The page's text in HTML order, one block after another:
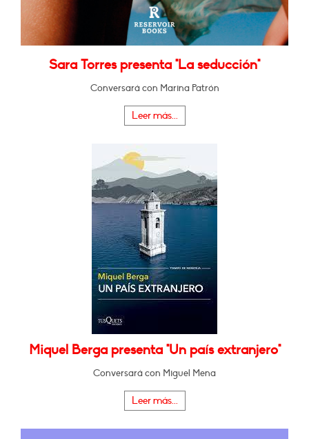
Sara Torres presenta "La seducción"
Conversará con Marina Patrón
Leer más...
Miquel Berga presenta "Un país extranjero"
Conversará con Miguel Mena
Leer más...